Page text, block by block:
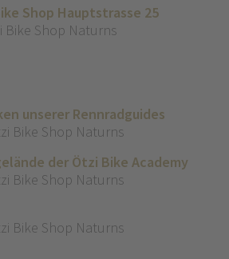
Shop Hauptstrasse 25
Bike Shop Naturns
unserer Rennradguides
Bike Shop Naturns
der Ötzi Bike Academy
Bike Shop Naturns
Bike Shop Naturns